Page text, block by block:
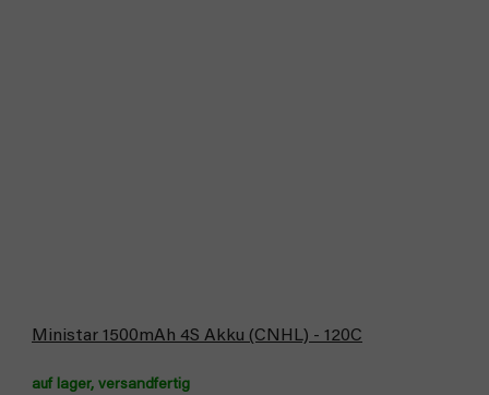
Ministar 1500mAh 4S Akku (CNHL) - 120C
auf lager, versandfertig